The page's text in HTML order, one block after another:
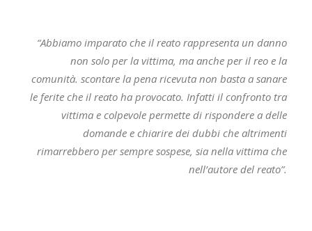
“Abbiamo imparato che il reato rappresenta un danno
non solo per la vittima, ma anche per il reo e la
comunità. scontare la pena ricevuta non basta a sanare
le ferite che il reato ha provocato. Infatti il confronto tra
vittima e colpevole permette di rispondere a delle
domande e chiarire dei dubbi che altrimenti
rimarrebbero per sempre sospese, sia nella vittima che
nell’autore del reato”.